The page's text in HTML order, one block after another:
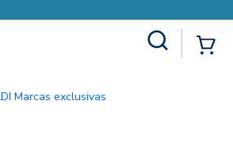
ADI Marcas exclusivas